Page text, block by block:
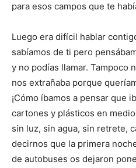
para esos campos que te
Luego era difícil hablar
sabíamos de ti pero
y no podías llamar. Tampoco
nos extrañaba porque
¡Cómo íbamos a pensar que
cartones y plásticos en
sin luz, sin agua, sin retrete,
decirnos que la primera
de autobuses os dejaron